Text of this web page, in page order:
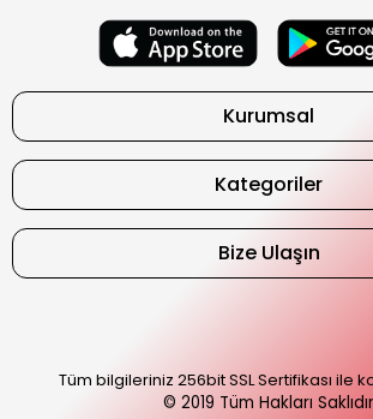
Kurumsal
Kategoriler
Bize Ulaşın
Tüm bilgileriniz 256bit SSL Sertifikası ile
© 2019 Tüm Hakları Saklıdır